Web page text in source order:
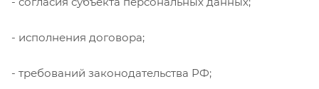
- исполнения договора;
- требований законодательства РФ;